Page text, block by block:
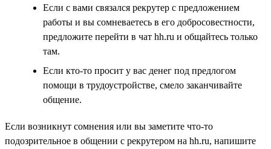
Если с вами связался рекрутер с предложением
работы и вы сомневаетесь в его добросовестности,
предложите перейти в чат hh.ru и общайтесь только
там.
Если кто-то просит у вас денег под предлогом
помощи в трудоустройстве, смело заканчивайте
общение.
Если возникнут сомнения или вы заметите что-то
подозрительное в общении с рекрутером на hh.ru, напишите